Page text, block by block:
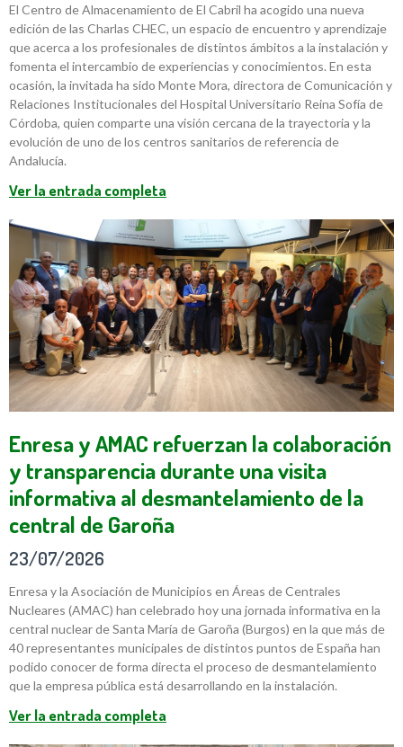
El Centro de Almacenamiento de El Cabril ha acogido una nueva
edición de las Charlas CHEC, un espacio de encuentro y aprendizaje
que acerca a los profesionales de distintos ámbitos a la instalación y
fomenta el intercambio de experiencias y conocimientos. En esta
ocasión, la invitada ha sido Monte Mora, directora de Comunicación y
Relaciones Institucionales del Hospital Universitario Reina Sofía de
Córdoba, quien comparte una visión cercana de la trayectoria y la
evolución de uno de los centros sanitarios de referencia de
Andalucía.
Ver la entrada completa
Enresa y AMAC refuerzan la colaboración
y transparencia durante una visita
informativa al desmantelamiento de la
central de Garoña
23/07/2026
Enresa y la Asociación de Municipios en Áreas de Centrales
Nucleares (AMAC) han celebrado hoy una jornada informativa en la
central nuclear de Santa María de Garoña (Burgos) en la que más de
40 representantes municipales de distintos puntos de España han
podido conocer de forma directa el proceso de desmantelamiento
que la empresa pública está desarrollando en la instalación.
Ver la entrada completa